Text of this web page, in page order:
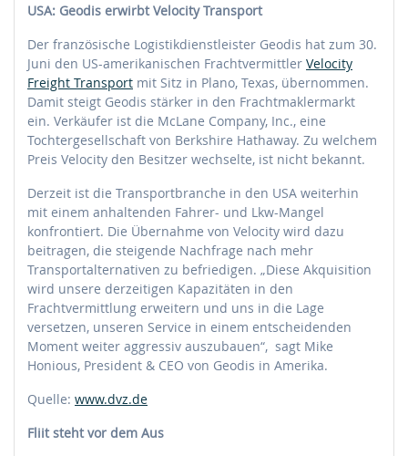
USA: Geodis erwirbt Velocity Transport
Der französische Logistikdienstleister Geodis hat zum 30.
Juni den US-amerikanischen Frachtvermittler Velocity
Freight Transport mit Sitz in Plano, Texas, übernommen.
Damit steigt Geodis stärker in den Frachtmaklermarkt
ein. Verkäufer ist die McLane Company, Inc., eine
Tochtergesellschaft von Berkshire Hathaway. Zu welchem
Preis Velocity den Besitzer wechselte, ist nicht bekannt.
Derzeit ist die Transportbranche in den USA weiterhin
mit einem anhaltenden Fahrer- und Lkw-Mangel
konfrontiert. Die Übernahme von Velocity wird dazu
beitragen, die steigende Nachfrage nach mehr
Transportalternativen zu befriedigen. „Diese Akquisition
wird unsere derzeitigen Kapazitäten in den
Frachtvermittlung erweitern und uns in die Lage
versetzen, unseren Service in einem entscheidenden
Moment weiter aggressiv auszubauen“, sagt Mike
Honious, President & CEO von Geodis in Amerika.
Quelle: www.dvz.de
Fliit steht vor dem Aus